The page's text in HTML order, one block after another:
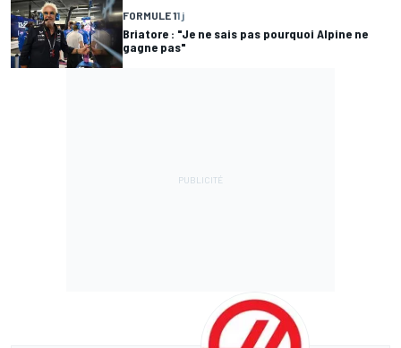
FORMULE 11 j
Briatore : "Je ne sais pas pourquoi Alpine ne
gagne pas"